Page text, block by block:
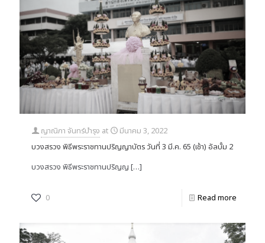
ญาณิภา จันทร์บำรุง at
มีนาคม 3, 2022
บวงสรวง พิธีพระราชทานปริญญาบัตร วันที่ 3 มี.ค. 65 (เช้า) อัลบั้ม 2
บวงสรวง พิธีพระราชทานปริญญ […]
0 Read more